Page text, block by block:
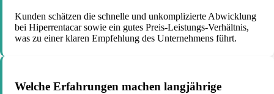
Kunden schätzen die schnelle und unkomplizierte Abwicklung
bei Hiperrentacar sowie ein gutes Preis-Leistungs-Verhältnis,
was zu einer klaren Empfehlung des Unternehmens führt.
Welche Erfahrungen machen langjährige